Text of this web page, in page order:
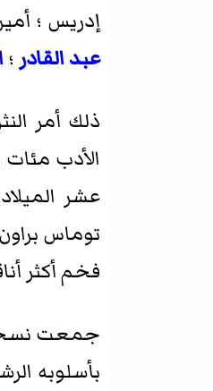
إدريس ؛
عبد القادر ؛
ذلك أمر
الأدب
عشر
توماس
فخم أكثر
بأسلوبه